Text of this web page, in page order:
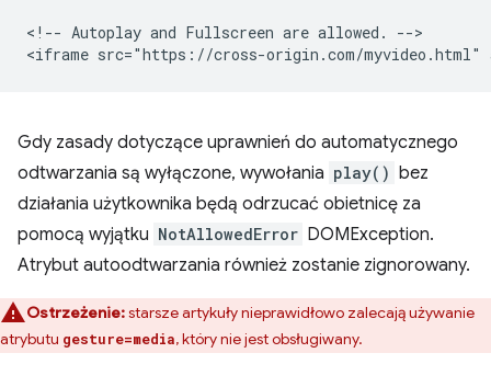
<!-- Autoplay and Fullscreen are allowed. -->
Gdy zasady dotyczące uprawnień do automatycznego
odtwarzania są wyłączone, wywołania play() bez
działania użytkownika będą odrzucać obietnicę za
pomocą wyjątku NotAllowedError DOMException.
Atrybut autoodtwarzania również zostanie zignorowany.
Ostrzeżenie:starsze artykuły nieprawidłowo zalecają używanie
atrybutu gesture=media, który nie jest obsługiwany.